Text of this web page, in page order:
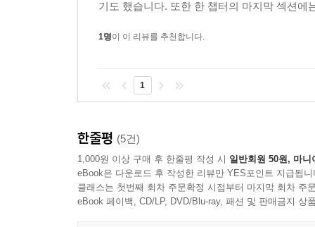
기도 했습니다. 또한 한 챕터의 마지막 섹션
1명이 이 리뷰를 추천합니다.
1
한줄평 (5건)
1,000원 이상 구매 후 한줄평 작성 시 일반회원 50원, 마니
eBook은 다운로드 후 작성한 리뷰만 YES포인트 지급됩니
클래스는 첫번째 회차 주문확정 시점부터 마지막 회차 주
eBook 페이백, CD/LP, DVD/Blu-ray, 패션 및 판매금지 상